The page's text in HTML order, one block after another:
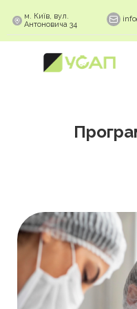
м. Київ, вул.
Антоновича 34